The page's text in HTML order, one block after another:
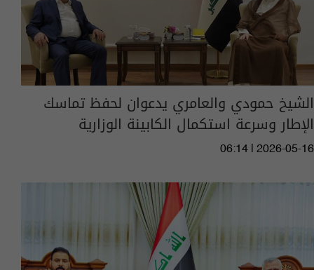
الشيخ حمودي والعامري يدعوان لحفظ تماسك
الإطار وسرعة استكمال الكابينة الوزارية
06:14 | 2026-05-16